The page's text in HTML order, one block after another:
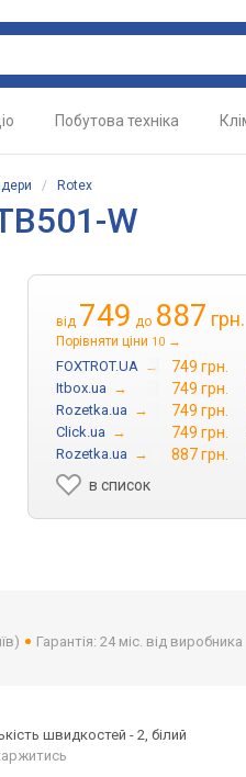
Побутова техніка
/ Rotex
W
від 749 до 887 грн.
Порівняти ціни 10 →
FOXTROT.UA → 749 грн.
Itbox.ua → 749 грн.
Rozetka.ua → 749 грн.
Click.ua → 749 грн.
Rozetka.ua → 887 грн.
в список
Гарантія: 24 міс. від виробника
швидкостей - 2, білий